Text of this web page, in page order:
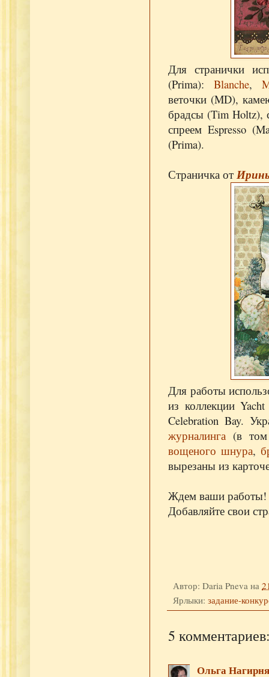
Для странички
(Prima): Blanche,
веточки (MD),
брадсы (Tim Holtz),
спреем Espresso
(Prima).
Страничка от
Для работы
из коллекции
Celebration Bay.
журналинга (в
вощеного шнура,
вырезаны из
Ждем ваши работы!
Добавляйте свои
Автор: Daria Pneva на
Ярлыки: задание-
5
Ольга